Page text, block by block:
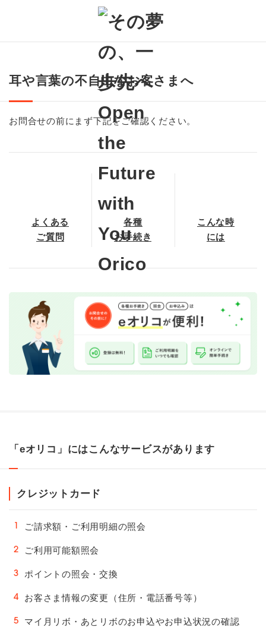
耳や言葉の不自由なお客さまへ
お問合せの前にまず下記をご確認ください。
よくある
ご質問
各種
お手続き
こんな時
には
「eオリコ」にはこんなサービスがあります
クレジットカード
1 ご請求額・ご利用明細の照会
2 ご利用可能額照会
3 ポイントの照会・交換
4 お客さま情報の変更（住所・電話番号等）
5 マイ月リボ・あとリボのお申込やお申込状況の確認